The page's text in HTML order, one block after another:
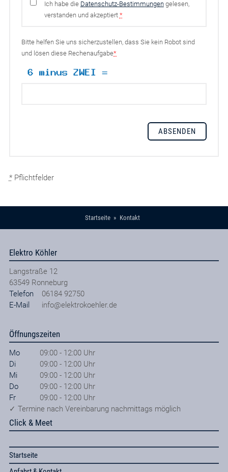
Ich habe die Datenschutz-Bestimmungengelesen,
verstanden und akzeptiert *
Bitte helfen Sie uns sicherzustellen, dass Sie kein Robot sind
und lösen diese Rechenaufgabe*
*Pflichtfelder
Startseite Kontakt
Elektro Köhler
Langstraße 12
63549 Ronneburg
Telefon
06184 92750
E-Mail
info@elektrokoehler.de
Öffnungszeiten
Mo
09:00 - 12:00 Uhr
Di
09:00 - 12:00 Uhr
Mi
09:00 - 12:00 Uhr
Do
09:00 - 12:00 Uhr
Fr
09:00 - 12:00 Uhr
✓ Termine nach Vereinbarung nachmittags möglich
Click & Meet
Startseite